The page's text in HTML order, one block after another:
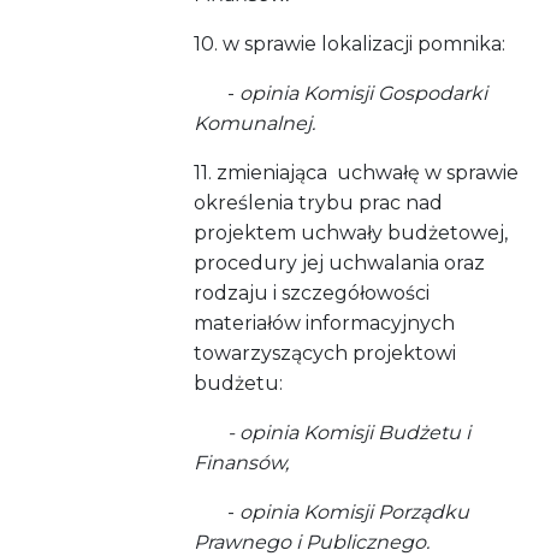
10. w sprawie lokalizacji pomnika:
- opinia Komisji Gospodarki
Komunalnej.
11. zmieniająca uchwałę w sprawie
określenia trybu prac nad
projektem uchwały budżetowej,
procedury jej uchwalania oraz
rodzaju i szczegółowości
materiałów informacyjnych
towarzyszących projektowi
budżetu:
- opinia Komisji Budżetu i
Finansów,
- opinia Komisji Porządku
Prawnego i Publicznego.